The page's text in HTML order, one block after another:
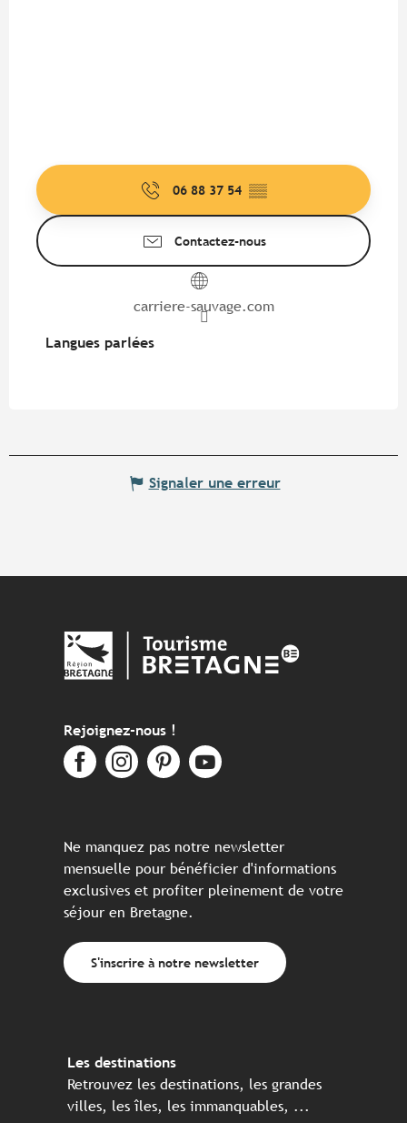
06 88 37 54 ▒▒
Contactez-nous
carriere-sauvage.com
Langues parlées
Langues parlées
Signaler une erreur
Rejoignez-nous !
Ne manquez pas notre newsletter
mensuelle pour bénéficier d'informations
exclusives et profiter pleinement de votre
séjour en Bretagne.
S'inscrire à notre newsletter
Les destinations
Retrouvez les destinations, les grandes
villes, les îles, les immanquables, ...